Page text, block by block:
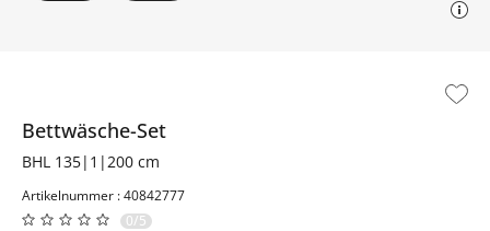
Bettwäsche-Set
BHL 135|1|200 cm
Artikelnummer : 40842777
0/5